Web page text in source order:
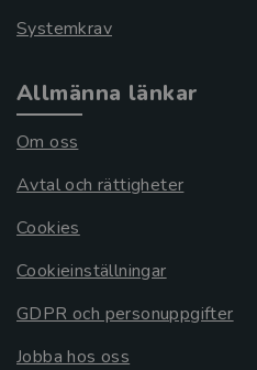
Systemkrav
Allmänna länkar
Om oss
Avtal och rättigheter
Cookies
Cookieinställningar
GDPR och personuppgifter
Jobba hos oss